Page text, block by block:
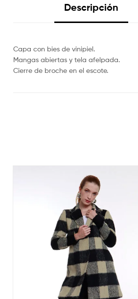
Descripción
Capa con bies de vinipiel.
Mangas abiertas y tela afelpada.
Cierre de broche en el escote.